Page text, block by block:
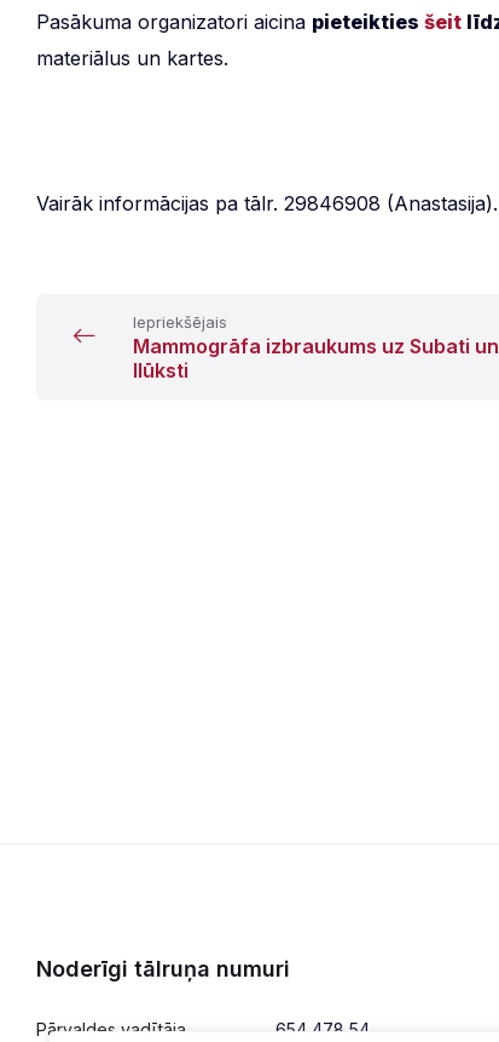
Pasākuma organizatori aicina pieteikties šeit
materiālus un kartes.
Vairāk informācijas pa tālr. 29846908 (Anastasija).
Iepriekšējais
Mammogrāfa izbraukums uz Subati un
Ilūksti
Noderīgi tālruņa numuri
Pārvaldes vadītāja 654 478 54